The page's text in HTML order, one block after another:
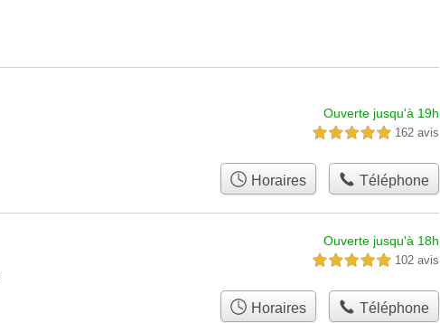
Ouverte jusqu'à 19h
5,0 étoiles sur 5 162 avis
Horaires Téléphone
Ouverte jusqu'à 18h
5,0 étoiles sur 5 102 avis
Horaires Téléphone